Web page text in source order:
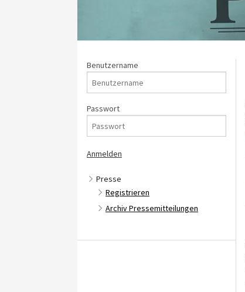
Benutzername
Passwort
Presse
Registrieren
Archiv Pressemitteilungen